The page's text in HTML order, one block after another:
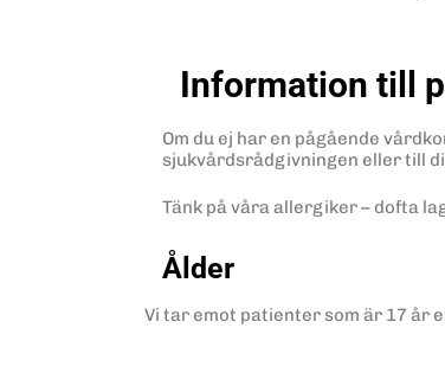
Information till
Om du ej har en pågående
sjukvårdsrådgivningen eller till
Tänk på våra allergiker – dofta
Ålder
Vi tar emot patienter som är 17 år